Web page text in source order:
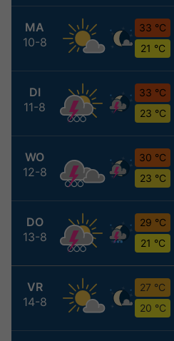
MA
10-8
33 °C
21 °C
DI
11-8
33 °C
23 °C
WO
12-8
30 °C
23 °C
DO
13-8
29 °C
21 °C
VR
14-8
27 °C
20 °C